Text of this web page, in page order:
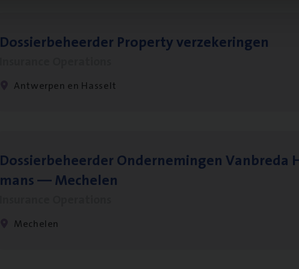
Dos­sier­be­heer­der Pro­per­ty verzekeringen
Antwerpen en Hasselt
Dos­sier­be­heer­der Onder­ne­min­gen Van­b­re­da
mans — Mechelen
Mechelen